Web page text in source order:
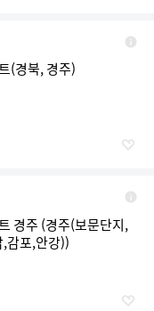
(경북, 경주)
경주 (경주(보문단지,
감포,안강))